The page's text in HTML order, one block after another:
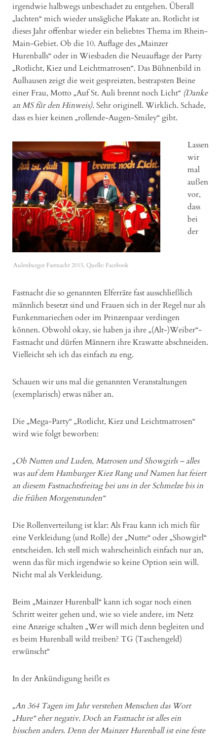
irgendwie halbwegs unbeschadet zu entgehen. Überall
„lachten“ mich wieder unsägliche Plakate an. Rotlicht ist
dieses Jahr offenbar wieder ein beliebtes Thema im Rhein-
Main-Gebiet. Ob die 10. Auflage des „Mainzer
Hurenballs“ oder in Wiesbaden die Neuauflage der Party
„Rotlicht, Kiez und Leichtmatrosen“. Das Bühnenbild in
Aulhausen zeigt die weit gespreizten, bestrapsten Beine
einer Frau, Motto „Auf St. Auli brennt noch Licht“ (Danke
an MS für den Hinweis). Sehr originell. Wirklich. Schade,
dass es hier keinen „rollende-Augen-Smiley“ gibt.
Aulenburger Fastnacht 2015, Quelle: Facebook
Lassen
wir
mal
außen
vor,
dass
bei
der
Fastnacht die so genannten Elferräte fast ausschließlich
männlich besetzt sind und Frauen sich in der Regel nur als
Funkenmariechen oder im Prinzenpaar verdingen
können. Obwohl okay, sie haben ja ihre „(Alt-)Weiber“-
Fastnacht und dürfen Männern ihre Krawatte abschneiden.
Vielleicht seh ich das einfach zu eng.
Schauen wir uns mal die genannten Veranstaltungen
(exemplarisch) etwas näher an.
Die „Mega-Party“ „Rotlicht, Kiez und Leichtmatrosen“
wird wie folgt beworben:
„Ob Nutten und Luden, Matrosen und Showgirls – alles
was auf dem Hamburger Kiez Rang und Namen hat feiert
an diesem Fastnachtsfreitag bei uns in der Schmelze bis in
die frühen Morgenstunden“
Die Rollenverteilung ist klar: Als Frau kann ich mich für
eine Verkleidung (und Rolle) der „Nutte“ oder „Showgirl“
entscheiden. Ich stell mich wahrscheinlich einfach nur an,
wenn das für mich irgendwie so keine Option sein will.
Nicht mal als Verkleidung.
Beim „Mainzer Hurenball“ kann ich sogar noch einen
Schritt weiter gehen und, wie so viele andere, im Netz
eine Anzeige schalten „Wer will mich denn begleiten und
es beim Hurenball wild treiben? TG (Taschengeld)
erwünscht“
In der Ankündigung heißt es
„An 364 Tagen im Jahr verstehen Menschen das Wort
„Hure“ eher negativ. Doch an Fastnacht ist alles ein
bisschen anders. Denn der Mainzer Hurenball ist eine feste